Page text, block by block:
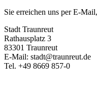
Sie erreichen uns per E-
Stadt Traunreut
Rathausplatz 3
83301 Traunreut
E-Mail: stadt@traunreut.de
Tel. +49 8669 857-0